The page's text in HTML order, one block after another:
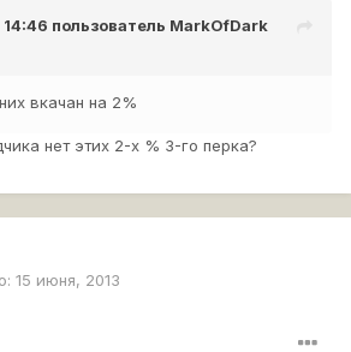
пользователь MarkOfDark
вкачан на 2%
нет этих 2-х % 3-го перка?
15 июня, 2013